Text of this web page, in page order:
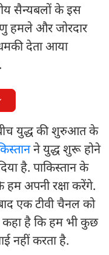
सैन्यबलों के इस
हमले और जोरदार
देता आया
युद्ध की शुरुआत के
ने युद्ध शुरू होने
है. पाकिस्तान के
हम अपनी रक्षा करेंगे.
एक टीवी चैनल को
ने कहा है कि हम भी कुछ
नहीं करता है.